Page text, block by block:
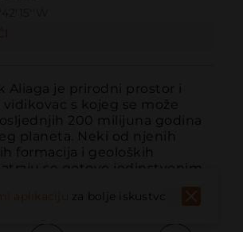
Aliaga je prirodni prostor i
s kojeg se može
200 milijuna godina
planeta. Neki od njenih
formacija i geoloških
se gotovo jedinstvenim
za bolje iskustvo